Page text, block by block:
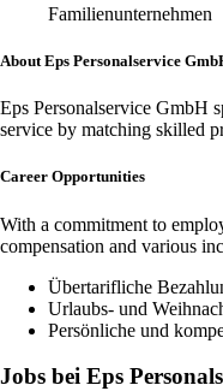
Familienunternehmen
About Eps Personalservice
Eps Personalservice GmbH
service by matching skilled
Career Opportunities
With a commitment to
compensation and various
Übertarifliche
Urlaubs- und
Persönliche und
Jobs bei Eps